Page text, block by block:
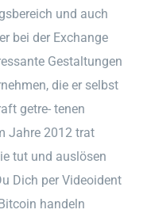
und auch
bei der Exchange
Gestaltungen
die er selbst
getre- tenen
Jahre 2012 trat
tut und auslösen
Dich per Videoident
handeln